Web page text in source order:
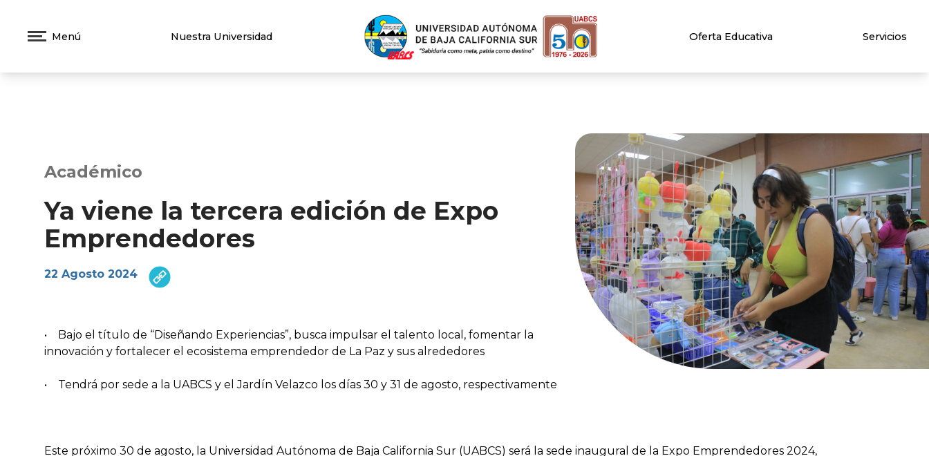
Menú Nuestra Universidad Oferta Educativa Servicios
Académico
Ya viene la tercera edición de Expo
Emprendedores
22 Agosto 2024
• Bajo el título de “Diseñando Experiencias”, busca impulsar el talento local, fomentar la
innovación y fortalecer el ecosistema emprendedor de La Paz y sus alrededores
• Tendrá por sede a la UABCS y el Jardín Velazco los días 30 y 31 de agosto, respectivamente
Este próximo 30 de agosto, la Universidad Autónoma de Baja California Sur (UABCS) será la sede inaugural de la Expo Emprendedores 2024,